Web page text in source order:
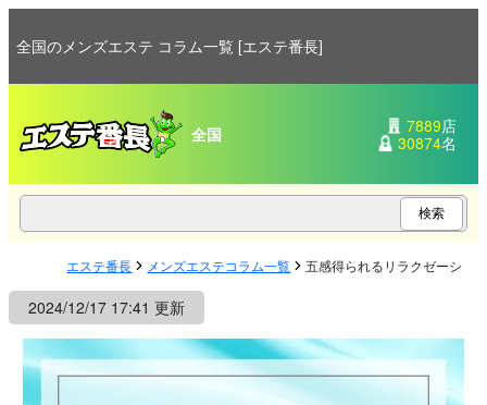
全国のメンズエステ コラム一覧 [エステ番長]
全国 7889店
30874名
エステ番長 メンズエステコラム一覧 五感得られるリラクゼーショ
2024/12/17 17:41 更新